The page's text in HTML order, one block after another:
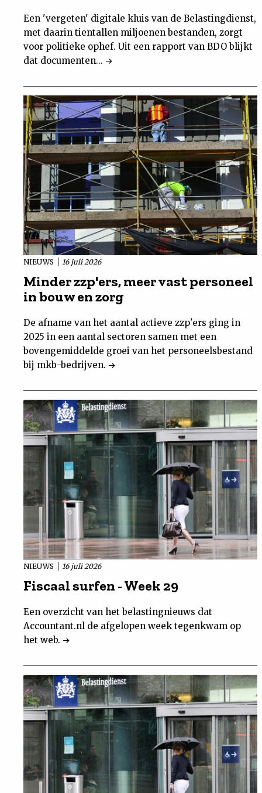
Een 'vergeten' digitale kluis van de Belastingdienst,
met daarin tientallen miljoenen bestanden, zorgt
voor politieke ophef. Uit een rapport van BDO blijkt
dat documenten...
NIEUWS 16 juli 2026
Minder zzp'ers, meer vast personeel
in bouw en zorg
De afname van het aantal actieve zzp'ers ging in
2025 in een aantal sectoren samen met een
bovengemiddelde groei van het personeelsbestand
bij mkb-bedrijven.
NIEUWS 16 juli 2026
Fiscaal surfen - Week 29
Een overzicht van het belastingnieuws dat
Accountant.nl de afgelopen week tegenkwam op
het web.